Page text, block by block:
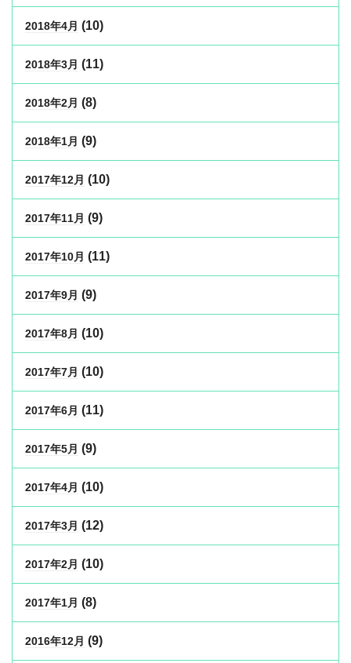
2018年4月 (10)
2018年3月 (11)
2018年2月 (8)
2018年1月 (9)
2017年12月 (10)
2017年11月 (9)
2017年10月 (11)
2017年9月 (9)
2017年8月 (10)
2017年7月 (10)
2017年6月 (11)
2017年5月 (9)
2017年4月 (10)
2017年3月 (12)
2017年2月 (10)
2017年1月 (8)
2016年12月 (9)